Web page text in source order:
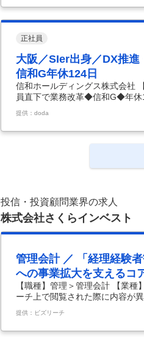
破！さらなる拡大計画あり！信
ープ 信和ホール
正社員
大阪／SIer出身／DX推
信和G年休124日
信和ホールディングス株式会社
員直下で業務改革◆信和G◆年休
画担当（社内SE）◆役員直下
業務効率化・DX推進がミッシ
企業／信和グループ本社ビル勤
ープ／ 次の成長フェーズに向け
提供：doda
投信・投資顧問業界の求人
株式会社さくらインベスト
管理会計 ／ 「経理経験
への事業拡大を支えるコ
【職種】管理＞管理会計 【業
ーチ上で閲覧された際に内容が
引や店頭商品デリバティブ取引
金1億円という非常に強固な財
ズにあり、 社員数100名体制の
提供：ビズリーチ